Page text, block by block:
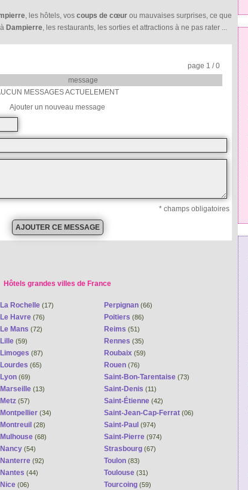
, les hôtels, vos coups de cœur ou mauvaises surprises, ce que
Dampierre, les restaurants, les sorties et attractions à ne pas rater ...
page 1 / 0
message
MESSAGES ACTUELEMENT
Ajouter un nouveau message
* champs obligatoires
Hôtels grandes villes de France
La Rochelle (17)
Le Havre (76)
Le Mans (72)
Lille (59)
Limoges (87)
Lourdes (65)
Lyon (69)
Marseille (13)
Metz (57)
Montpellier (34)
Montreuil (28)
Mulhouse (68)
Nancy (54)
Nanterre (92)
Nantes (44)
Nice (06)
Perpignan (66)
Poitiers (86)
Reims (51)
Rennes (35)
Roubaix (59)
Rouen (76)
Saint-Bon-Tarentaise (73)
Saint-Denis (11)
Saint-Étienne (42)
Saint-Jean-Cap-Ferrat (06)
Saint-Paul (974)
Saint-Pierre (974)
Strasbourg (67)
Toulon (83)
Toulouse (31)
Tourcoing (59)